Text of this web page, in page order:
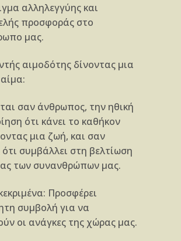
αλληλεγγύης και
προσφοράς στο
μας.
αιμοδότης δίνοντας μια
σαν άνθρωπος, την ηθική
ότι κάνει το καθήκον
μια ζωή, και σαν
συμβάλλει στη βελτίωση
των συνανθρώπων μας.
Προσφέρει
συμβολή για να
οι ανάγκες της χώρας μας.